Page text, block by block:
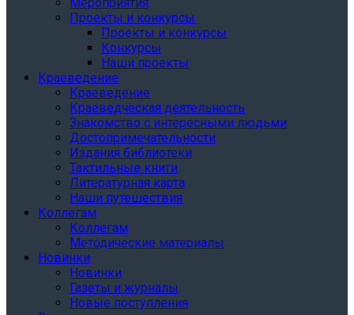
Мероприятия
Проекты и конкурсы
Проекты и конкурсы
Конкурсы
Наши проекты
Краеведение
Краеведение
Краеведческая деятельность
Знакомство с интересными людьми
Достопримечательности
Издания библиотеки
Тактильные книги
Литературная карта
Наши путешествия
Коллегам
Коллегам
Методические материалы
Новинки
Новинки
Газеты и журналы
Новые поступления